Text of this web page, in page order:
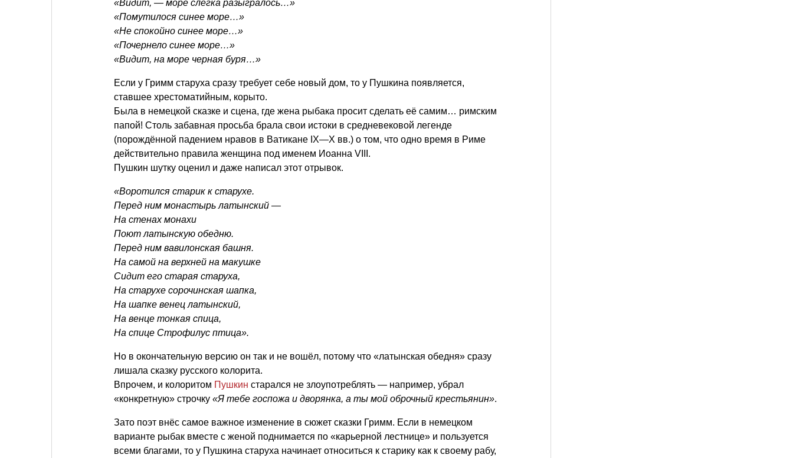
«Видит, — море слегка разыгралось…»
«Помутилося синее море…»
«Не спокойно синее море…»
«Почернело синее море…»
«Видит, на море черная буря…»
Если у Гримм старуха сразу требует себе новый дом, то у Пушкина появляется,
ставшее хрестоматийным, корыто.
Была в немецкой сказке и сцена, где жена рыбака просит сделать её самим… римским
папой! Столь забавная просьба брала свои истоки в средневековой легенде
(порождённой падением нравов в Ватикане IX—X вв.) о том, что одно время в Риме
действительно правила женщина под именем Иоанна VIII.
Пушкин шутку оценил и даже написал этот отрывок.
«Воротился старик к старухе.
Перед ним монастырь латынский —
На стенах монахи
Поют латынскую обедню.
Перед ним вавилонская башня.
На самой на верхней на макушке
Сидит его старая старуха,
На старухе сорочинская шапка,
На шапке венец латынский,
На венце тонкая спица,
На спице Строфилус птица».
Но в окончательную версию он так и не вошёл, потому что «латынская обедня» сразу
лишала сказку русского колорита.
Впрочем, и колоритом Пушкин старался не злоупотреблять — например, убрал
«конкретную» строчку «Я тебе госпожа и дворянка, а ты мой оброчный крестьянин».
Зато поэт внёс самое важное изменение в сюжет сказки Гримм. Если в немецком
варианте рыбак вместе с женой поднимается по «карьерной лестнице» и пользуется
всеми благами, то у Пушкина старуха начинает относиться к старику как к своему рабу,